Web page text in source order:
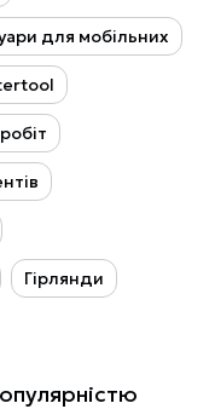
для мобільних
Гірлянди